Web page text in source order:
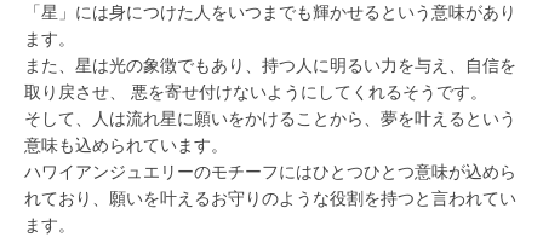
「星」には身につけた人をいつまでも輝かせるという意味があり
ます。
また、星は光の象徴でもあり、持つ人に明るい力を与え、自信を
取り戻させ、 悪を寄せ付けないようにしてくれるそうです。
そして、人は流れ星に願いをかけることから、夢を叶えるという
意味も込められています。
ハワイアンジュエリーのモチーフにはひとつひとつ意味が込めら
れており、願いを叶えるお守りのような役割を持つと言われてい
ます。